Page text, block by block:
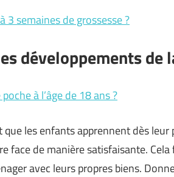
3 semaines de grossesse ?
développements de
à l’âge de 18 ans ?
les enfants apprennent dès
face de manière satisfaisante.
avec leurs propres biens.